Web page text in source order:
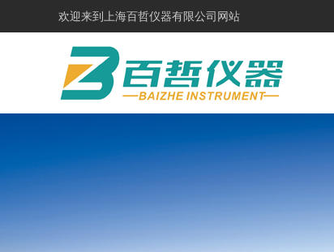
欢迎来到 上海百哲仪器有限公司网站